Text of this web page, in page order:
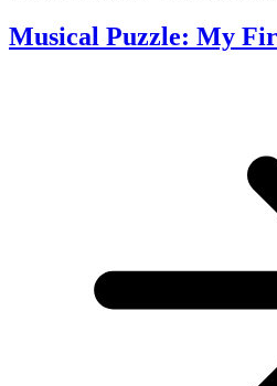
Musical Puzzle: My